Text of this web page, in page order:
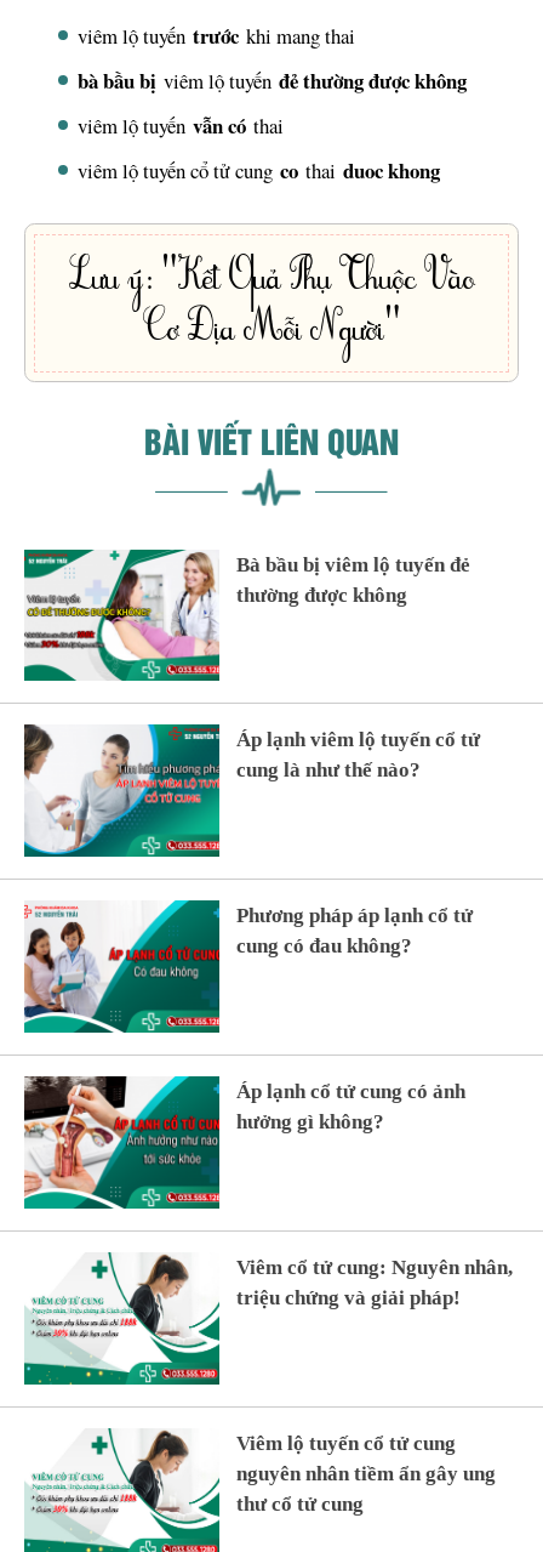
viêm lộ tuyếntrước khi mang thai
bà bầu bị viêm lộ tuyếnđẻ thường được không
viêm lộ tuyếnvẫn có thai
viêm lộ tuyến cổ tử cungco thaiduoc khong
Lưu ý: "Kết Quả Phụ Thuộc Vào
Cơ Địa Mỗi Người"
BÀI VIẾT LIÊN QUAN
Bà bầu bị viêm lộ tuyến đẻ
thường được không
Áp lạnh viêm lộ tuyến cổ tử
cung là như thế nào?
Phương pháp áp lạnh cổ tử
cung có đau không?
Áp lạnh cổ tử cung có ảnh
hưởng gì không?
Viêm cổ tử cung: Nguyên nhân,
triệu chứng và giải pháp!
Viêm lộ tuyến cổ tử cung
nguyên nhân tiềm ẩn gây ung
thư cổ tử cung